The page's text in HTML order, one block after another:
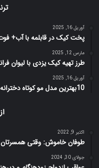
آوریل 16, 2025
پخت کیک در قابلمه با آب+
مارس 12, 2025
طرز تهیه کیک یزدی با لیوان
آوریل 16, 2025
10بهترین مدل مو کوتاه دخترانه تا گردن کره ای+ عکس
اکتبر 9, 2022
طوفان خاموش: وقتی
جولای 30, 2024